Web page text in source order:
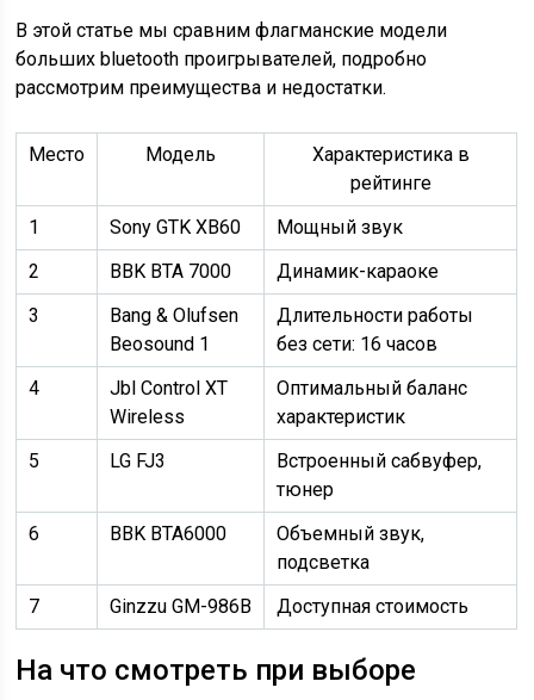
В этой статье мы сравним флагманские модели
больших bluetooth проигрывателей, подробно
рассмотрим преимущества и недостатки.
Место Модель
Характеристика в
рейтинге
1
Sony GTK XB60
Мощный звук
2
BBK BTA 7000
Динамик-караоке
3
Bang & Olufsen
Beosound 1
Длительности работы
без сети: 16 часов
4
Jbl Control XT
Wireless
Оптимальный баланс
характеристик
5
LG FJ3
Встроенный сабвуфер,
тюнер
6
BBK BTA6000
Объемный звук,
подсветка
7
Ginzzu GM-986B Доступная стоимость
На что смотреть при выборе